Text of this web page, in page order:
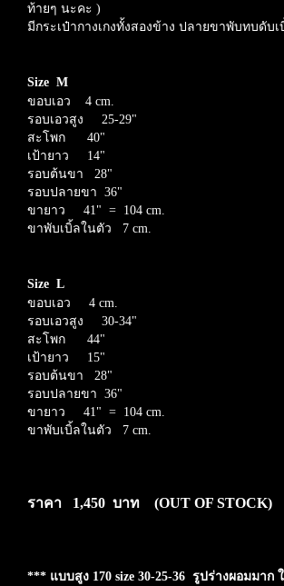
ท้ายๆ นะคะ )
มีกระเป๋ากางเกงทั้งสองข้าง ปลายขาพับทบดับ
Size M
ขอบเอว 4 cm.
รอบเอวสูง 25-29"
สะโพก 40"
เป้ายาว 14"
รอบต้นขา 28"
รอบปลายขา 36"
ขายาว 41" = 104 cm.
ขาพับเบิ้ลในตัว 7 cm.
Size L
ขอบเอว 4 cm.
รอบเอวสูง 30-34"
สะโพก 44"
เป้ายาว 15"
รอบต้นขา 28"
รอบปลายขา 36"
ขายาว 41" = 104 cm.
ขาพับเบิ้ลในตัว 7 cm.
ราคา 1,450 บาท (OUT OF STOCK)
*** แบบสูง 170 size 30-25-36 รูปร่างผอมมาก ใ